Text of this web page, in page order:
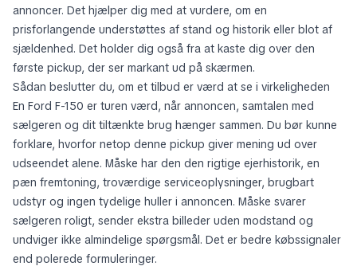
annoncer. Det hjælper dig med at vurdere, om en
prisforlangende understøttes af stand og historik eller blot af
sjældenhed. Det holder dig også fra at kaste dig over den
første pickup, der ser markant ud på skærmen.
Sådan beslutter du, om et tilbud er værd at se i virkeligheden
En Ford F-150 er turen værd, når annoncen, samtalen med
sælgeren og dit tiltænkte brug hænger sammen. Du bør kunne
forklare, hvorfor netop denne pickup giver mening ud over
udseendet alene. Måske har den den rigtige ejerhistorik, en
pæn fremtoning, troværdige serviceoplysninger, brugbart
udstyr og ingen tydelige huller i annoncen. Måske svarer
sælgeren roligt, sender ekstra billeder uden modstand og
undviger ikke almindelige spørgsmål. Det er bedre købssignaler
end polerede formuleringer.